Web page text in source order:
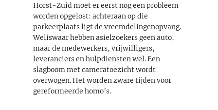
Horst-Zuid moet er eerst nog een probleem
worden opgelost: achteraan op die
parkeerplaats ligt de vreemdelingenopvang.
Weliswaar hebben asielzoekers geen auto,
maar de medewerkers, vrijwilligers,
leveranciers en hulpdiensten wel. Een
slagboom met cameratoezicht wordt
overwogen. Het worden zware tijden voor
gereformeerde homo’s.